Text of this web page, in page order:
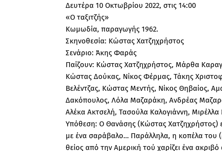
Δευτέρα 10 Οκτωβρίου 2022, στις 14:00
«Ο ταξιτζής»
Κωμωδία, παραγωγής 1962.
Σκηνοθεσία: Κώστας Χατζηχρήστος
Σενάριο: Άκης Φαράς
Παίζουν: Κώστας Χατζηχρήστος, Μάρθα
Κώστας Δούκας, Νίκος Φέρμας, Τάκης
Βελέντζας, Κώστας Μεντής, Νίκος Θηβαίος,
Δακόπουλος, Λόλα Μαζαράκη, Ανδρέας
Αλέκα Ακτσελή, Τασούλα Καλογιάννη,
Υπόθεση: Ο Θανάσης (Κώστας Χατζηχρήστος)
με ένα σαράβαλο… Παράλληλα, η κοπέλα του
θείος από την Αμερική τού χαρίζει ένα